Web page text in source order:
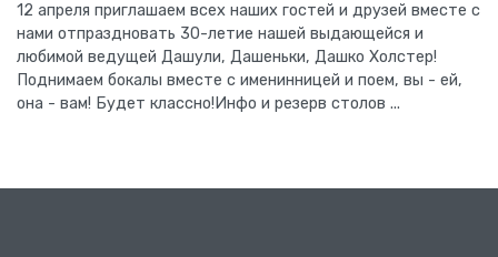
12 апреля приглашаем всех наших гостей и друзей вместе с
нами отпраздновать 30-летие нашей выдающейся и
любимой ведущей Дашули, Дашеньки, Дашко Холстер!
Поднимаем бокалы вместе с именинницей и поем, вы - ей,
она - вам! Будет классно!Инфо и резерв столов ...